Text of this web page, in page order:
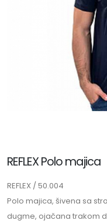
REFLEX Polo majica
REFLEX / 50.004
Polo majica, šivena sa
dugme, ojačana trakom